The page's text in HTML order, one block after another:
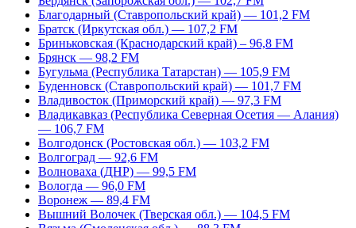
Благодарный (Ставропольский край) — 101,2 FM
Братск (Иркутская обл.) — 107,2 FM
Бриньковская (Краснодарский край) – 96,8 FM
Брянск — 98,2 FM
Бугульма (Республика Татарстан) — 105,9 FM
Буденновск (Ставропольский край) — 101,7 FM
Владивосток (Приморский край) — 97,3 FM
Владикавказ (Республика Северная Осетия — Алания)
— 106,7 FM
Волгодонск (Ростовская обл.) — 103,2 FM
Волгоград — 92,6 FM
Волноваха (ДНР) — 99,5 FM
Вологда — 96,0 FM
Воронеж — 89,4 FM
Вышний Волочек (Тверская обл.) — 104,5 FM